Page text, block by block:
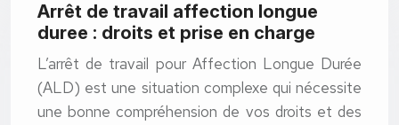
Arrêt de travail affection longue
duree : droits et prise en charge
L’arrêt de travail pour Affection Longue Durée
(ALD) est une situation complexe qui nécessite
une bonne compréhension de vos droits et des